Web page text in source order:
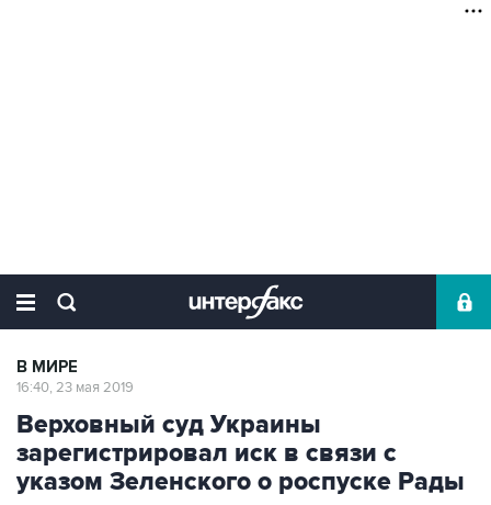
В МИРЕ
16:40, 23 мая 2019
Верховный суд Украины
зарегистрировал иск в связи с
указом Зеленского о роспуске Рады